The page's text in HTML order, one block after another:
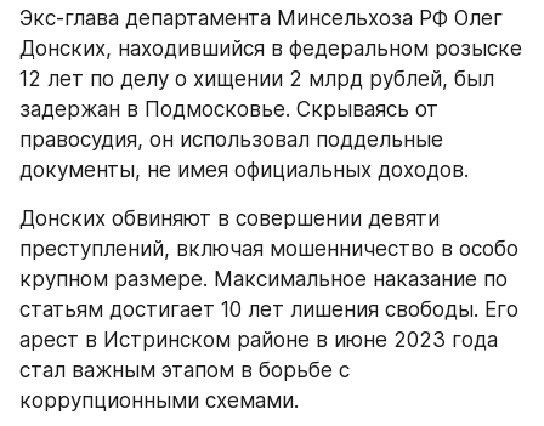
Экс-глава департамента Минсельхоза РФ Олег
Донских, находившийся в федеральном розыске
12 лет по делу о хищении 2 млрд рублей, был
задержан в Подмосковье. Скрываясь от
правосудия, он использовал поддельные
документы, не имея официальных доходов.
Донских обвиняют в совершении девяти
преступлений, включая мошенничество в особо
крупном размере. Максимальное наказание по
статьям достигает 10 лет лишения свободы. Его
арест в Истринском районе в июне 2023 года
стал важным этапом в борьбе с
коррупционными схемами.